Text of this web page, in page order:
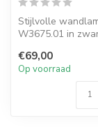
Stijlvolle
W3675.01 in
€69,00
Op voorraad